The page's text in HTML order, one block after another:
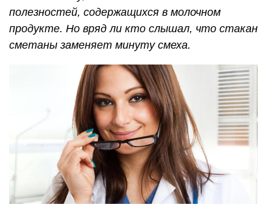
полезностей, содержащихся в молочном
продукте. Но вряд ли кто слышал, что стакан
сметаны заменяет минуту смеха.